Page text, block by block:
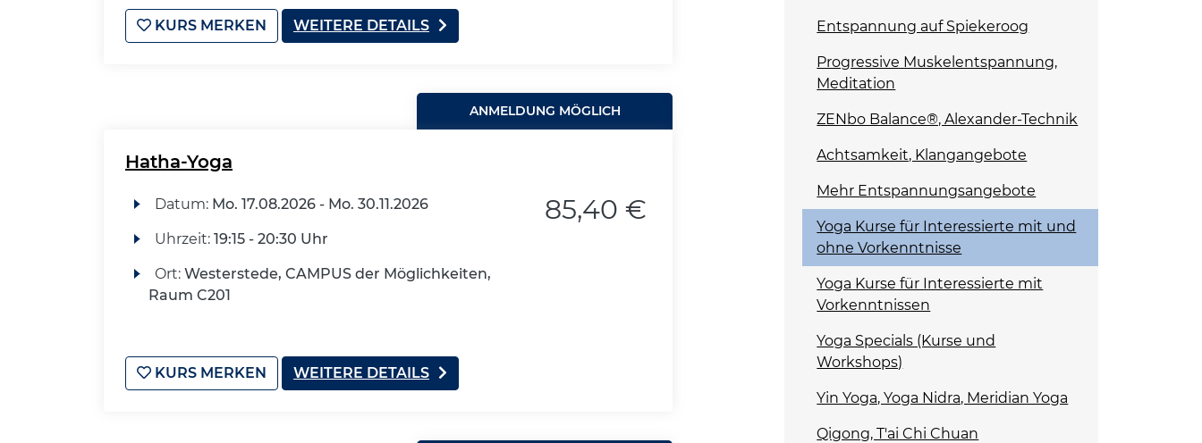
KURS MERKEN WEITERE DETAILS
ANMELDUNG MÖGLICH
Hatha-Yoga
Datum: Mo. 17.08.2026 - Mo. 30.11.2026
Uhrzeit: 19:15 - 20:30 Uhr
Ort: Westerstede, CAMPUS der Möglichkeiten,
Raum C201
85,40 €
KURS MERKEN WEITERE DETAILS
Entspannung auf Spiekeroog
Progressive Muskelentspannung,
Meditation
ZENbo Balance®, Alexander-Technik
Achtsamkeit, Klangangebote
Mehr Entspannungsangebote
Yoga Kurse für Interessierte mit und
ohne Vorkenntnisse
Yoga Kurse für Interessierte mit
Vorkenntnissen
Yoga Specials (Kurse und
Workshops)
Yin Yoga, Yoga Nidra, Meridian Yoga
Qigong, T'ai Chi Chuan